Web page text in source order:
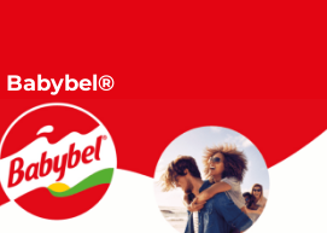
Babybel®